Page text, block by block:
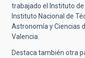
trabajado el Instituto
Instituto Nacional de
Astronomía y Ciencias
Valencia.
Destaca también otra